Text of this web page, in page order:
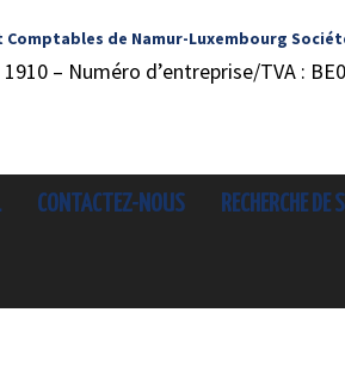
de Namur-Luxembourg
– Numéro d’entreprise/TVA :
CONTACTEZ-NOUS RECHERCHE